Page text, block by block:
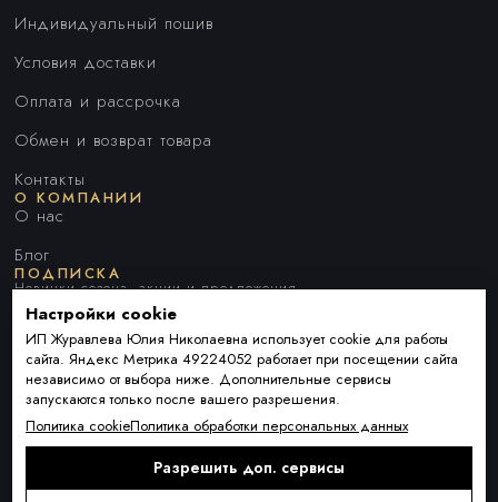
Индивидуальный пошив
Условия доставки
Оплата и рассрочка
Обмен и возврат товара
Контакты
О КОМПАНИИ
О нас
Блог
ПОДПИСКА
Новинки сезона, акции и предложения
Я ДАЮ СОГЛАСИЕ НА ОБРАБОТКУ ПЕРСОНАЛЬНЫХ ДАННЫХ И
СОГЛАШАЮСЬ СПОЛИТИКОЙ ОБРАБОТКИ ПЕРСОНАЛЬНЫХ
ДАННЫХ
Подписаться
Настройки cookie
ИП Журавлева Юлия Николаевна использует cookie для работы
сайта. Яндекс Метрика 49224052 работает при посещении сайта
независимо от выбора ниже. Дополнительные сервисы
запускаются только после вашего разрешения.
Политика cookieПолитика обработки персональных данных
Разрешить доп. сервисы